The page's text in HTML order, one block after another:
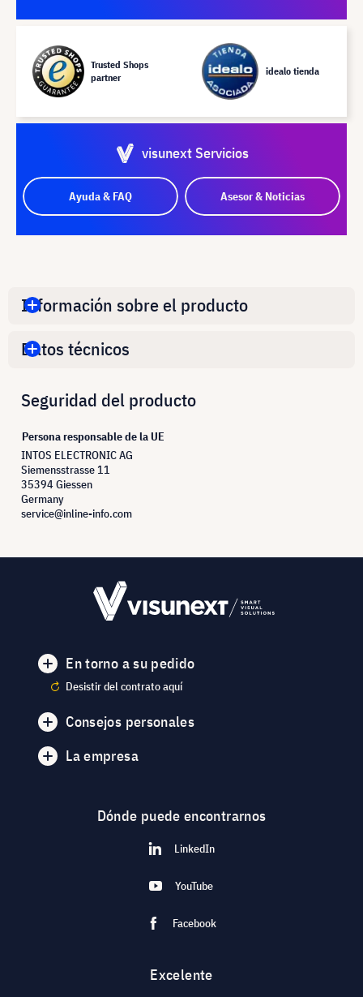
Trusted Shops
partner
idealo tienda
visunext Servicios
Ayuda & FAQ Asesor & Noticias
Información sobre el producto
Datos técnicos
Seguridad del producto
Persona responsable de la UE
INTOS ELECTRONIC AG
Siemensstrasse 11
35394 Giessen
Germany
service@inline-info.com
En torno a su pedido
Desistir del contrato aquí
Consejos personales
La empresa
Dónde puede encontrarnos
LinkedIn
YouTube
Facebook
Excelente